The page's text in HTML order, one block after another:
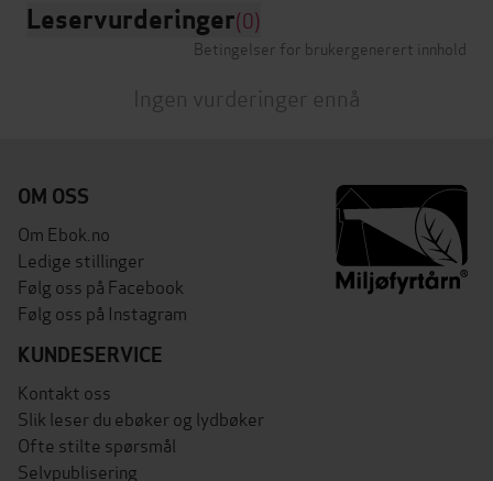
Leservurderinger(0)
Betingelser for brukergenerert innhold
Ingen vurderinger ennå
OM OSS
Om Ebok.no
Ledige stillinger
Følg oss på Facebook
Følg oss på Instagram
KUNDESERVICE
Kontakt oss
Slik leser du ebøker og lydbøker
Ofte stilte spørsmål
Selvpublisering